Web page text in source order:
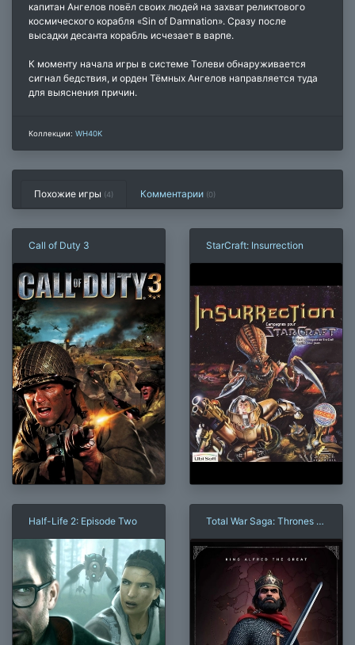
капитан Ангелов повёл своих людей на захват реликтового
космического корабля «Sin of Damnation». Сразу после
высадки десанта корабль исчезает в варпе.
К моменту начала игры в системе Толеви обнаруживается
сигнал бедствия, и орден Тёмных Ангелов направляется туда
для выяснения причин.
Коллекции: WH40K
Похожие игры (4) Комментарии (0)
Call of Duty 3 StarCraft: Insurrection
Half-Life 2: Episode Two
Total War Saga: Thrones of